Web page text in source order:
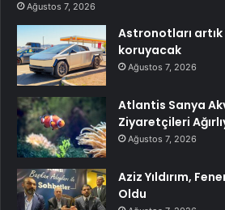
Ağustos 7, 2026
Astronotları
koruyacak
Ağustos 7, 2026
Atlantis Sanya
Ziyaretçileri
Ağustos 7, 2026
Aziz Yıldırım,
Oldu